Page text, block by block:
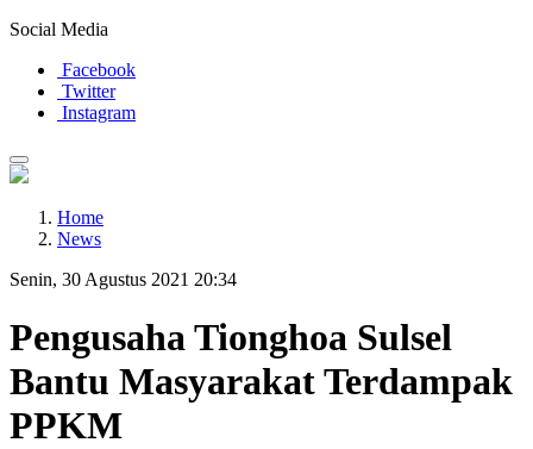
Social Media
Facebook
Twitter
Instagram
Home
News
Senin, 30 Agustus 2021 20:34
Pengusaha Tionghoa Sulsel
Bantu Masyarakat Terdampak
PPKM